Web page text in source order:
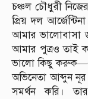
চঞ্চল চৌধুরী
প্রিয় দল
আমার ভালোবাসা
আমার পুত্রও তাই
ভালো কিছু
অভিনেতা আব্দুন
সমর্থন করি।